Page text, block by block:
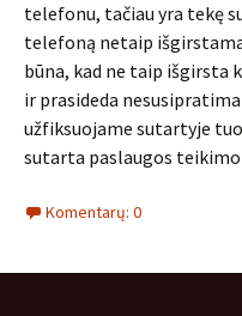
telefonu, tačiau yra tekę
telefoną netaip
būna, kad ne taip išgirsta
ir prasideda
užfiksuojame sutartyje
sutarta paslaugos teikimo
Komentarų: 0